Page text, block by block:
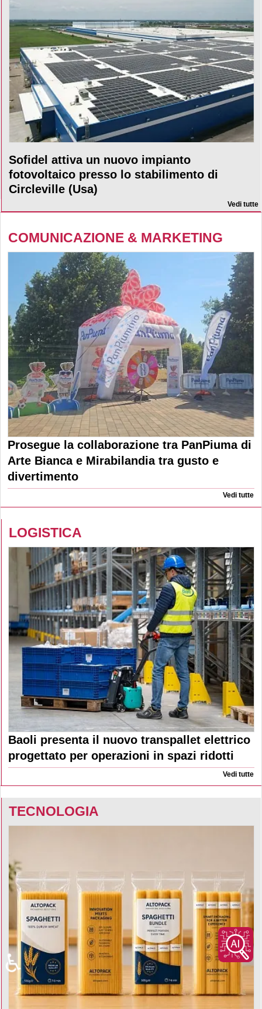
Sofidel attiva un nuovo impianto
fotovoltaico presso lo stabilimento di
Circleville (Usa)
Vedi tutte
COMUNICAZIONE & MARKETING
Prosegue la collaborazione tra PanPiuma di
Arte Bianca e Mirabilandia tra gusto e
divertimento
Vedi tutte
LOGISTICA
Baoli presenta il nuovo transpallet elettrico
progettato per operazioni in spazi ridotti
Vedi tutte
TECNOLOGIA